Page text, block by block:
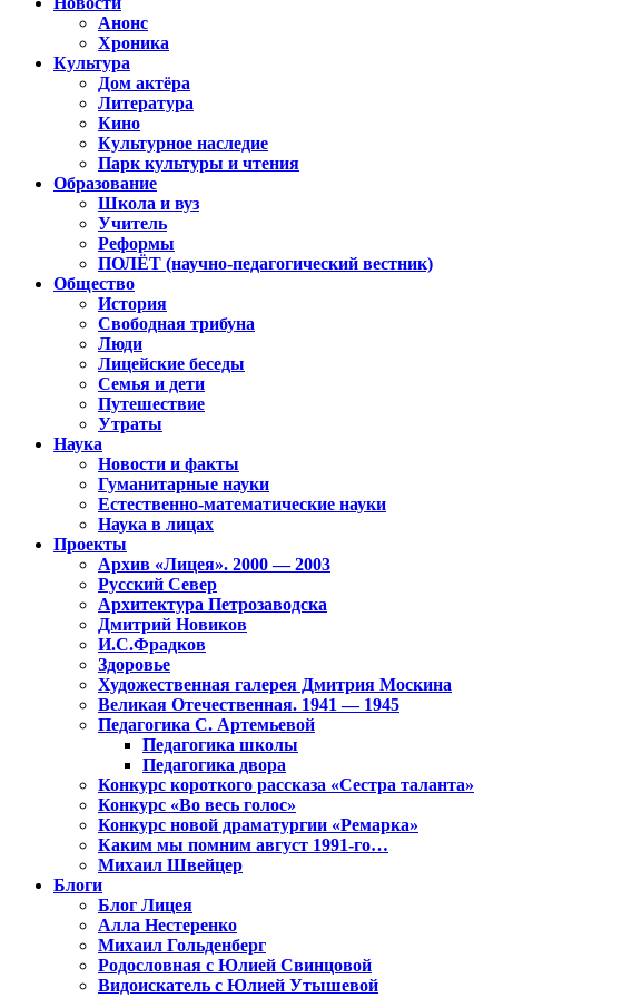
Анонс
Хроника
Культура
Дом актёра
Литература
Кино
Культурное наследие
Парк культуры и чтения
Образование
Школа и вуз
Учитель
Реформы
ПОЛЁТ (научно-педагогический вестник)
Общество
История
Свободная трибуна
Люди
Лицейские беседы
Семья и дети
Путешествие
Утраты
Наука
Новости и факты
Гуманитарные науки
Естественно-математические науки
Наука в лицах
Проекты
Архив «Лицея». 2000 — 2003
Русский Север
Архитектура Петрозаводска
Дмитрий Новиков
И.С.Фрадков
Здоровье
Художественная галерея Дмитрия Москина
Великая Отечественная. 1941 — 1945
Педагогика С. Артемьевой
Педагогика школы
Педагогика двора
Конкурс короткого рассказа «Сестра таланта»
Конкурс «Во весь голос»
Конкурс новой драматургии «Ремарка»
Каким мы помним август 1991-го…
Михаил Швейцер
Блоги
Блог Лицея
Алла Нестеренко
Михаил Гольденберг
Родословная с Юлией Свинцовой
Видоискатель с Юлией Утышевой